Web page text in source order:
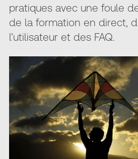
pratiques avec une foule
de la formation en direct,
l’utilisateur et des FAQ.